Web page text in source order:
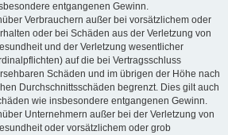
entgangenen Gewinn.
Verbrauchern außer bei vorsätzlichem oder
oder bei Schäden aus der Verletzung von
und der Verletzung wesentlicher
auf die bei Vertragsschluss
Schäden und im übrigen der Höhe nach
Durchschnittsschäden begrenzt. Dies gilt auch
wie insbesondere entgangenen Gewinn.
Unternehmern außer bei der Verletzung von
oder vorsätzlichem oder grob